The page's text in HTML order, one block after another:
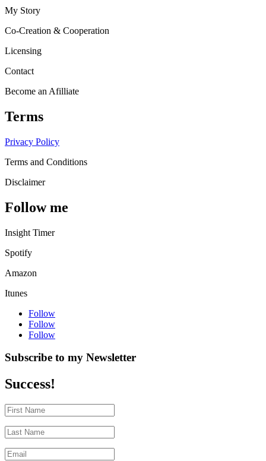
My Story
Co-Creation & Cooperation
Licensing
Contact
Become an Afilliate
Terms
Privacy Policy
Terms and Conditions
Disclaimer
Follow me
Insight Timer
Spotify
Amazon
Itunes
Follow
Follow
Follow
Subscribe to my Newsletter
Success!